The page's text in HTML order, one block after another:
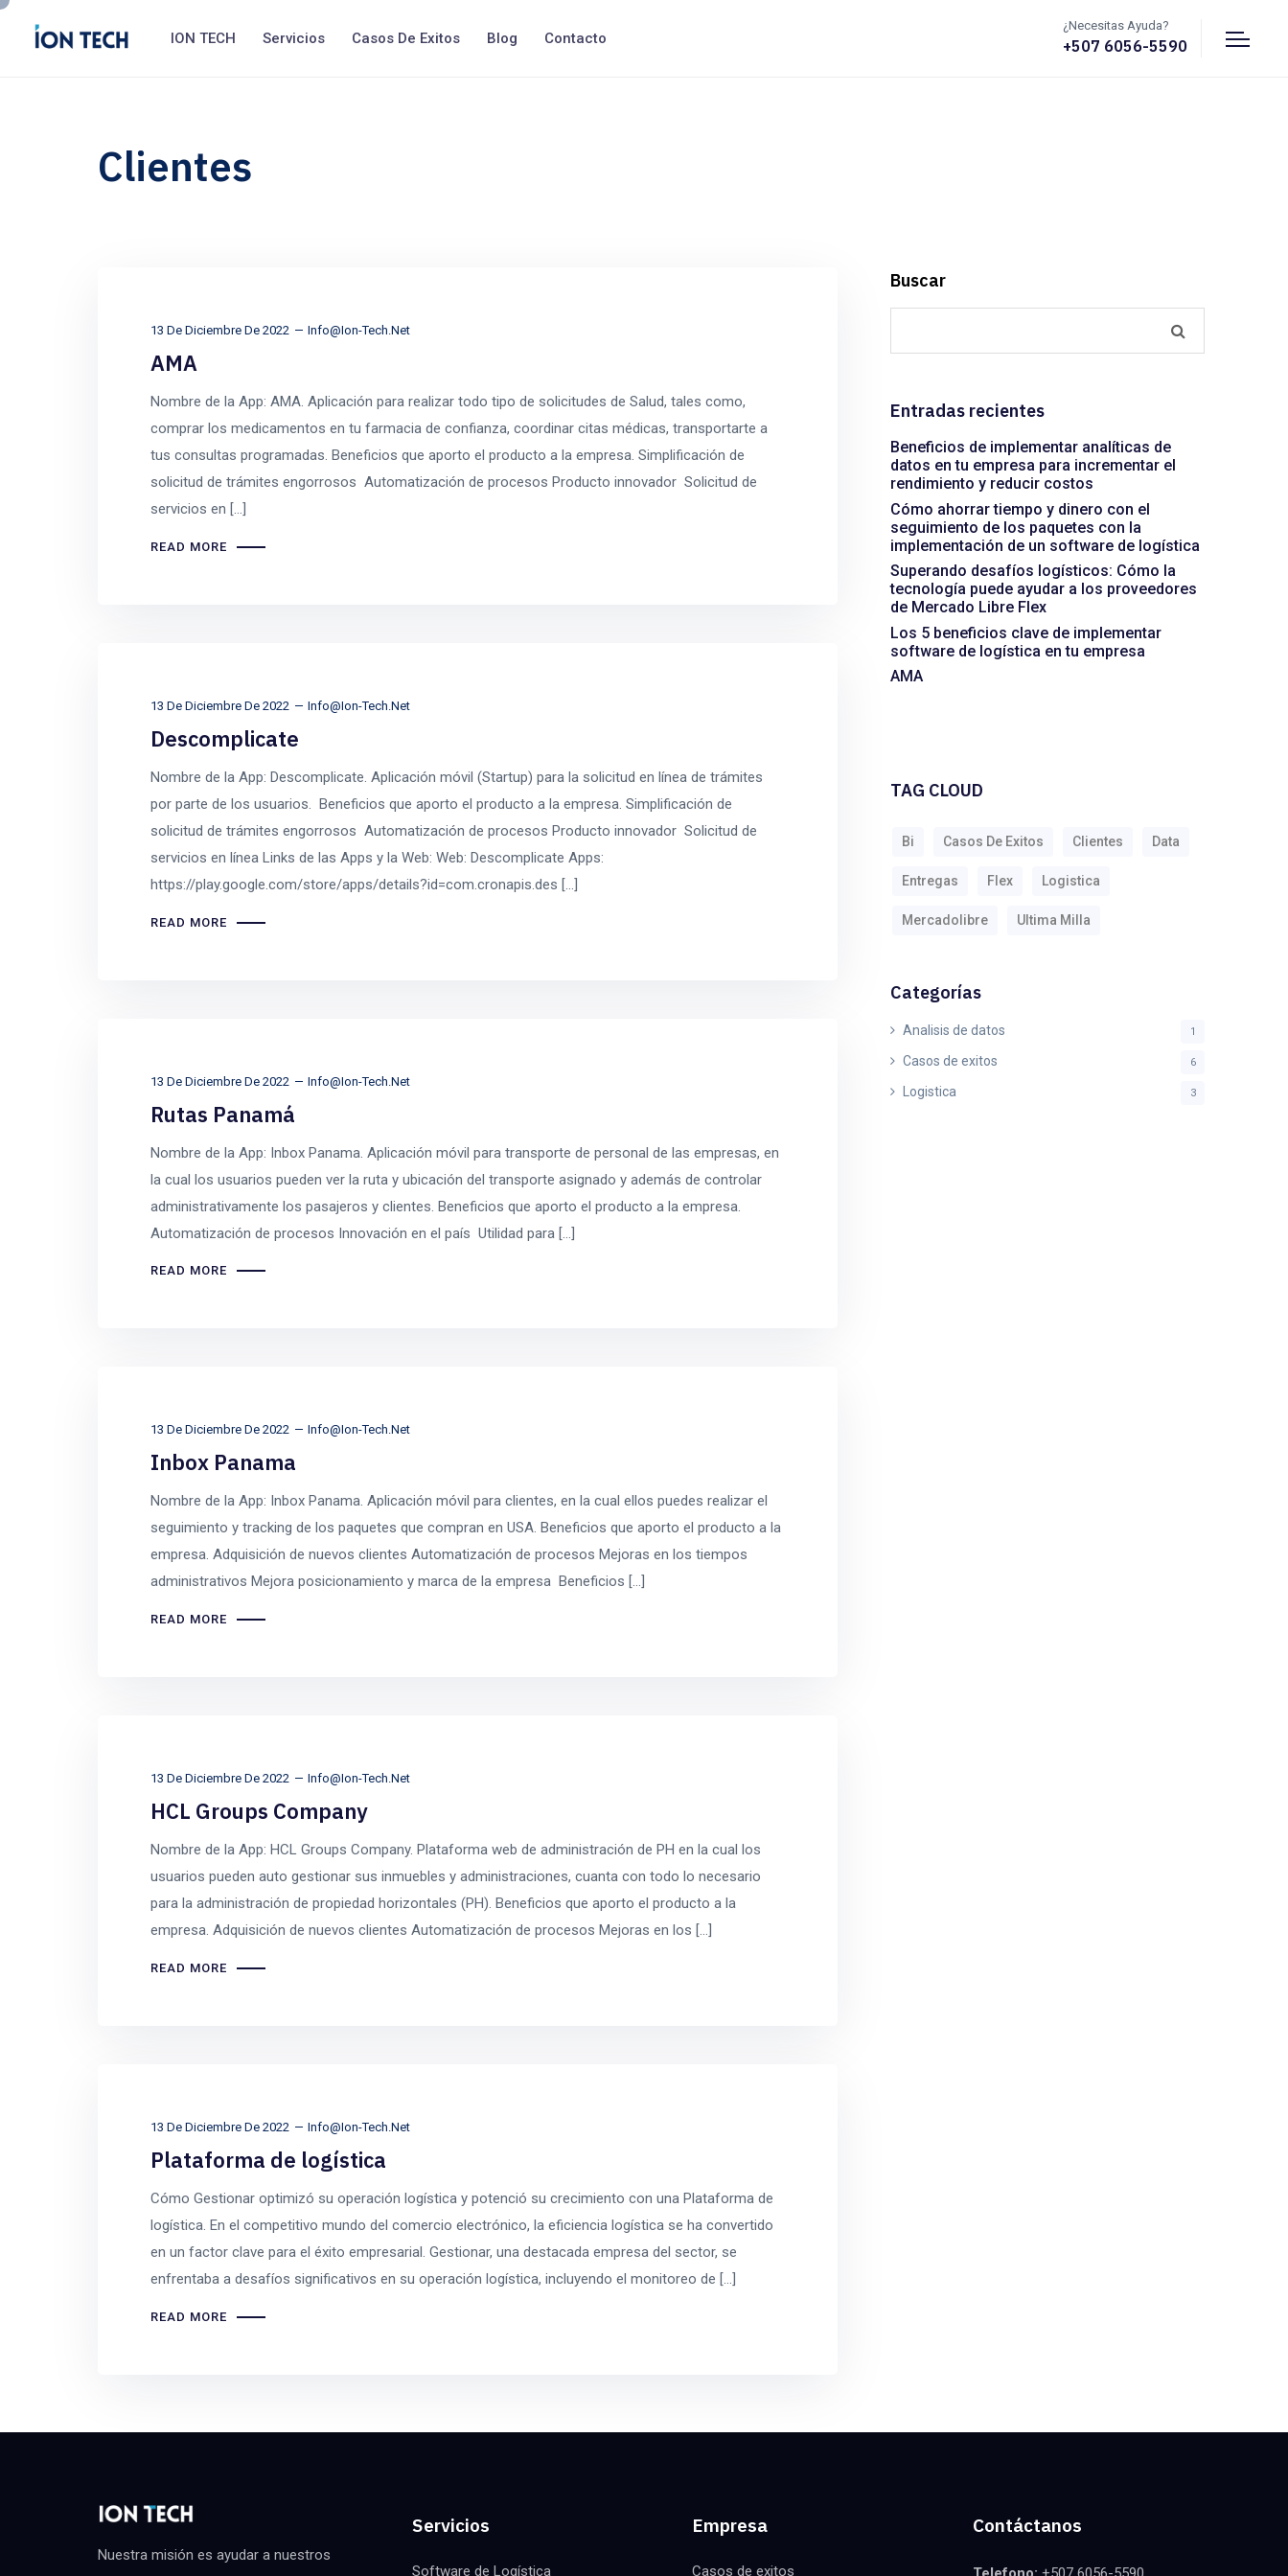
¿Necesitas Ayuda?
+507 6056-5590
ION TECH Servicios Casos De Exitos Blog Contacto
Clientes
13 De Diciembre De 2022 Info@ion-Tech.net
AMA
Nombre de la App: AMA. Aplicación para realizar todo tipo de solicitudes de Salud, tales como,
comprar los medicamentos en tu farmacia de confianza, coordinar citas médicas, transportarte a
tus consultas programadas. Beneficios que aporto el producto a la empresa. Simplificación de
solicitud de trámites engorrosos Automatización de procesos Producto innovador Solicitud de
servicios en […]
READ MORE
13 De Diciembre De 2022 Info@ion-Tech.net
Descomplicate
Nombre de la App: Descomplicate. Aplicación móvil (Startup) para la solicitud en línea de trámites
por parte de los usuarios. Beneficios que aporto el producto a la empresa. Simplificación de
solicitud de trámites engorrosos Automatización de procesos Producto innovador Solicitud de
servicios en línea Links de las Apps y la Web: Web: Descomplicate Apps:
https://play.google.com/store/apps/details?id=com.cronapis.des […]
READ MORE
13 De Diciembre De 2022 Info@ion-Tech.net
Rutas Panamá
Nombre de la App: Inbox Panama. Aplicación móvil para transporte de personal de las empresas, en
la cual los usuarios pueden ver la ruta y ubicación del transporte asignado y además de controlar
administrativamente los pasajeros y clientes. Beneficios que aporto el producto a la empresa.
Automatización de procesos Innovación en el país Utilidad para […]
READ MORE
13 De Diciembre De 2022 Info@ion-Tech.net
Inbox Panama
Nombre de la App: Inbox Panama. Aplicación móvil para clientes, en la cual ellos puedes realizar el
seguimiento y tracking de los paquetes que compran en USA. Beneficios que aporto el producto a la
empresa. Adquisición de nuevos clientes Automatización de procesos Mejoras en los tiempos
administrativos Mejora posicionamiento y marca de la empresa Beneficios […]
READ MORE
13 De Diciembre De 2022 Info@ion-Tech.net
HCL Groups Company
Nombre de la App: HCL Groups Company. Plataforma web de administración de PH en la cual los
usuarios pueden auto gestionar sus inmuebles y administraciones, cuanta con todo lo necesario
para la administración de propiedad horizontales (PH). Beneficios que aporto el producto a la
empresa. Adquisición de nuevos clientes Automatización de procesos Mejoras en los […]
READ MORE
13 De Diciembre De 2022 Info@ion-Tech.net
Plataforma de logística
Cómo Gestionar optimizó su operación logística y potenció su crecimiento con una Plataforma de
logística. En el competitivo mundo del comercio electrónico, la eficiencia logística se ha convertido
en un factor clave para el éxito empresarial. Gestionar, una destacada empresa del sector, se
enfrentaba a desafíos significativos en su operación logística, incluyendo el monitoreo de […]
READ MORE
Buscar
Entradas recientes
Beneficios de implementar analíticas de
datos en tu empresa para incrementar el
rendimiento y reducir costos
Cómo ahorrar tiempo y dinero con el
seguimiento de los paquetes con la
implementación de un software de logística
Superando desafíos logísticos: Cómo la
tecnología puede ayudar a los proveedores
de Mercado Libre Flex
Los 5 beneficios clave de implementar
software de logística en tu empresa
AMA
TAG CLOUD
Bi Casos De Exitos Clientes Data
Entregas Flex Logistica
Mercadolibre Ultima Milla
Categorías
Analisis de datos 1
Casos de exitos 6
Logistica 3
Nuestra misión es ayudar a nuestros
Servicios
Software de Logística
Empresa
Casos de exitos
Contáctanos